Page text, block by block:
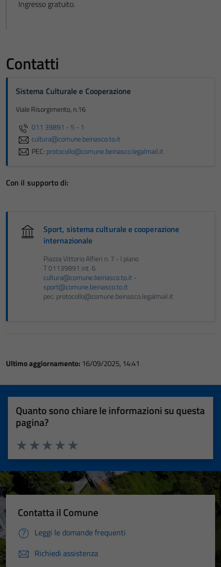
Ingresso gratuito.
Contatti
Sistema Culturale e Cooperazione
Viale Risorgimento, n.16
011 39891 - 5 - 1
cultura@comune.beinasco.to.it
PEC: protocollo@comune.beinasco.legalmail.it
Con il supporto di:
Sport, sistema culturale e cooperazione
internazionale
Piazza Vittorio Alfieri n. 7 - I piano
T 01139891 int. 6
cultura@comune.beinasco.to.it -
sport@comune.beinasco.to.it
pec: protocollo@comune.beinasco.legalmail.it
Ultimo aggiornamento: 16/09/2025, 14:41
Quanto sono chiare le informazioni su questa
pagina?
Valuta 5 stelle su 5
Valuta 4 stelle su 5
Valuta 3 stelle su 5
Valuta 2 stelle su 5
Valuta 1 stelle su 5
Contatta il Comune
Leggi le domande frequenti
Richiedi assistenza